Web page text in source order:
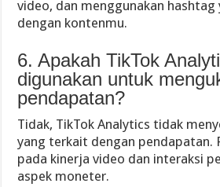
video, dan menggunakan hashtag
dengan kontenmu.
6. Apakah TikTok
digunakan untuk
pendapatan?
Tidak, TikTok Analytics tidak
yang terkait dengan pendapatan.
pada kinerja video dan interaksi
aspek moneter.